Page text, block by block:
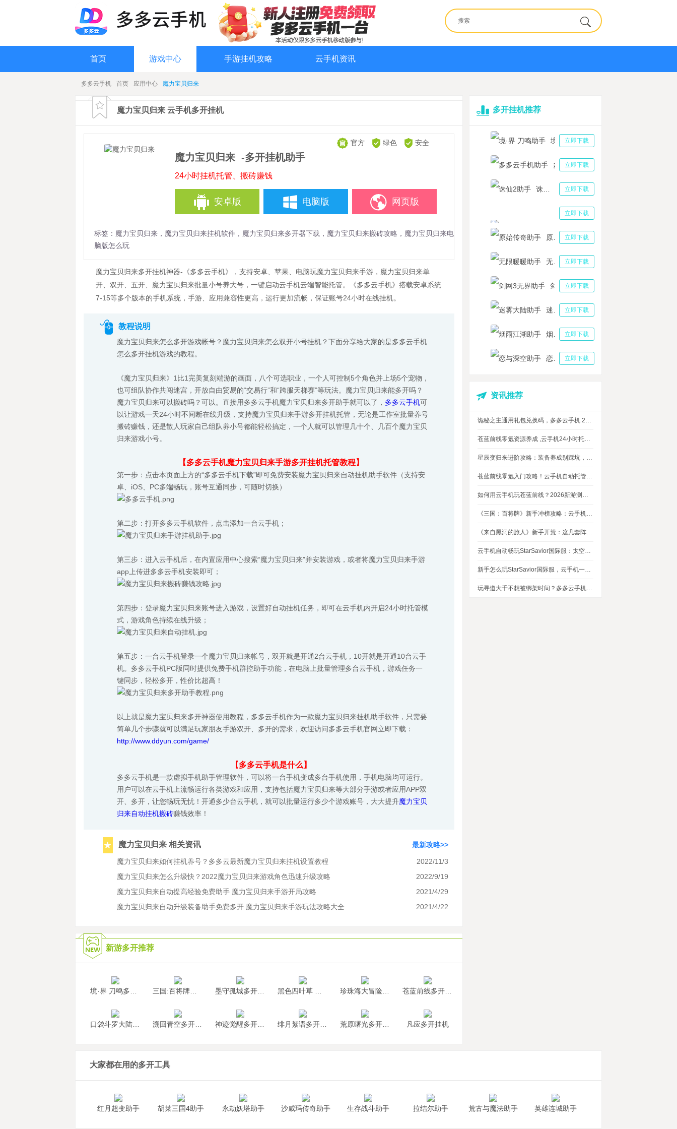
首页 游戏中心 手游挂机攻略 云手机资讯
多多云手机 首页 应用中心 魔力宝贝归来
魔力宝贝归来 云手机多开挂机
魔力宝贝归来 -多开挂机助手
24小时挂机托管、搬砖赚钱
官方 绿色 安全
安卓版 电脑版 网页版
标签：魔力宝贝归来，魔力宝贝归来挂机软件，魔力宝贝归来多开器下载，魔力宝贝归来搬砖攻略，魔力宝贝归来电
脑版怎么玩
魔力宝贝归来多开挂机神器-《多多云手机》，支持安卓、苹果、电脑玩魔力宝贝归来手游，魔力宝贝归来单
开、双开、五开、魔力宝贝归来批量小号养大号，一键启动云手机云端智能托管。《多多云手机》搭载安卓系统
7-15等多个版本的手机系统，手游、应用兼容性更高，运行更加流畅，保证账号24小时在线挂机。
教程说明
魔力宝贝归来怎么多开游戏帐号？魔力宝贝归来怎么双开小号挂机？下面分享给大家的是多多云手机
怎么多开挂机游戏的教程。
《魔力宝贝归来》1比1完美复刻端游的画面，八个可选职业，一个人可控制5个角色并上场5个宠物，
也可组队协作共闯迷宫，开放自由贸易的“交易行”和“跨服天梯赛”等玩法。魔力宝贝归来能多开吗？
魔力宝贝归来可以搬砖吗？可以。直接用多多云手机魔力宝贝归来多开助手就可以了， 多多云手机可
以让游戏一天24小时不间断在线升级，支持魔力宝贝归来手游多开挂机托管，无论是工作室批量养号
搬砖赚钱，还是散人玩家自己组队养小号都能轻松搞定，一个人就可以管理几十个、几百个魔力宝贝
归来游戏小号。
【多多云手机魔力宝贝归来手游多开挂机托管教程】
第一步：点击本页面上方的“多多云手机下载”即可免费安装魔力宝贝归来自动挂机助手软件（支持安
卓、iOS、PC多端畅玩，账号互通同步，可随时切换）
第二步：打开多多云手机软件，点击添加一台云手机；
第三步：进入云手机后，在内置应用中心搜索“魔力宝贝归来”并安装游戏，或者将魔力宝贝归来手游
app上传进多多云手机安装即可；
第四步：登录魔力宝贝归来账号进入游戏，设置好自动挂机任务，即可在云手机内开启24小时托管模
式，游戏角色持续在线升级；
第五步：一台云手机登录一个魔力宝贝归来帐号，双开就是开通2台云手机，10开就是开通10台云手
机。多多云手机PC版同时提供免费手机群控助手功能，在电脑上批量管理多台云手机，游戏任务一
键同步，轻松多开，性价比超高！
以上就是魔力宝贝归来多开神器使用教程，多多云手机作为一款魔力宝贝归来挂机助手软件，只需要
简单几个步骤就可以满足玩家朋友手游双开、多开的需求，欢迎访问多多云手机官网立即下载：
http://www.ddyun.com/game/
【多多云手机是什么】
多多云手机是一款虚拟手机助手管理软件，可以将一台手机变成多台手机使用，手机电脑均可运行。
用户可以在云手机上流畅运行各类游戏和应用，支持包括魔力宝贝归来等大部分手游或者应用APP双
开、多开，让您畅玩无忧！开通多少台云手机，就可以批量运行多少个游戏账号，大大提升魔力宝贝
归来自动挂机搬砖赚钱效率！
魔力宝贝归来 相关资讯 最新攻略>>
魔力宝贝归来如何挂机养号？多多云最新魔力宝贝归来挂机设置教程
2022/11/3
魔力宝贝归来怎么升级快？2022魔力宝贝归来游戏角色迅速升级攻略
2022/9/19
魔力宝贝归来自动提高经验免费助手 魔力宝贝归来手游开局攻略
2021/4/29
魔力宝贝归来自动升级装备助手免费多开 魔力宝贝归来手游玩法攻略大全
2021/4/22
新游多开推荐
凡应多开挂机
多开挂机推荐
立即下载
立即下载
多多云手机助手
立即下载
立即下载
三国志战略版助手
立即下载
立即下载
立即下载
立即下载
立即下载
立即下载
资讯推荐
诡秘之主通用礼包兑换码，多多云手机 24 小时挂机攻略
苍蓝前线零氪资源养成 ,云手机24小时托管，上班自动肝资源
星辰变归来进阶攻略：装备养成别踩坑，这几个技巧让你省下80%资源
苍蓝前线零氪入门攻略！云手机自动托管，24小时自动刷资源不掉队
如何用云手机玩苍蓝前线？2026新游测评，新手入坑玩法指南
《三国：百将牌》新手冲榜攻略：云手机多开挂机，轻松拿捏牌局优势
《来自黑洞的旅人》新手开荒：这几套阵容，实测好用
云手机自动畅玩StarSavior国际服：太空星战到底值不值得入坑
新手怎么玩StarSavior国际服，云手机一键搞定
玩寻道大千不想被绑架时间？多多云手机帮我自动挂机平衡游戏和生活
大家都在用的多开工具
红月超变助手 胡莱三国4助手 永劫妖塔助手 沙威玛传奇助手 生存战斗助手 拉结尔助手 荒古与魔法助手 英雄连城助手